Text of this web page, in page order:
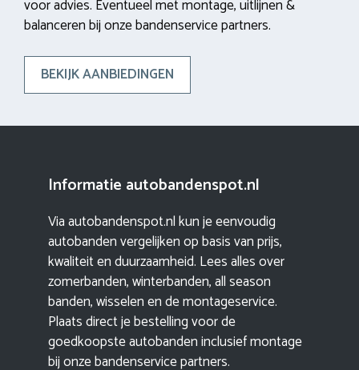
voor advies. Eventueel met montage, uitlijnen &
balanceren bij onze bandenservice partners.
BEKIJK AANBIEDINGEN
Informatie autobandenspot.nl
Via autobandenspot.nl kun je eenvoudig
autobanden vergelijken op basis van prijs,
kwaliteit en duurzaamheid. Lees alles over
zomerbanden, winterbanden, all season
banden, wisselen en de montageservice.
Plaats direct je bestelling voor de
goedkoopste autobanden inclusief montage
bij onze bandenservice partners.